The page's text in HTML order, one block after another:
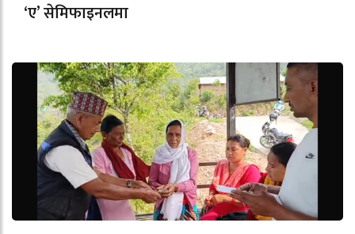
‘ए’ सेमिफाइनलमा